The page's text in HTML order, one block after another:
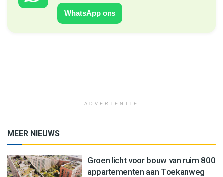
WhatsApp ons
ADVERTENTIE
MEER NIEUWS
Groen licht voor bouw van ruim 800
appartementen aan Toekanweg